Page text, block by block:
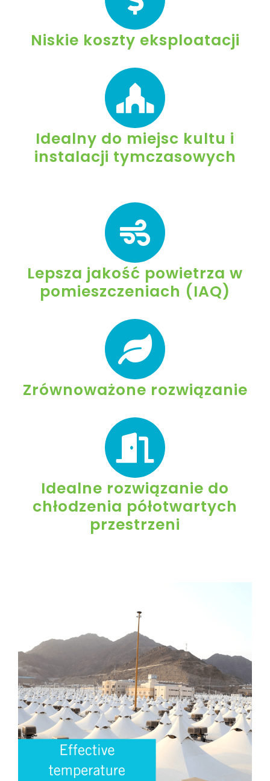
Niskie koszty eksploatacji
Idealny do miejsc kultu i
instalacji tymczasowych
Lepsza jakość powietrza w
pomieszczeniach (IAQ)
Zrównoważone rozwiązanie
Idealne rozwiązanie do
chłodzenia półotwartych
przestrzeni